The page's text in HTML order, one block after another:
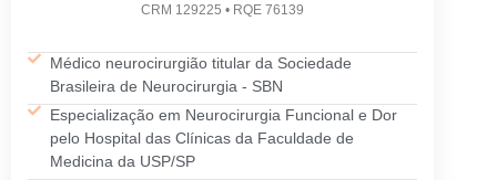
CRM 129225 • RQE 76139
Médico neurocirurgião titular da Sociedade
Brasileira de Neurocirurgia - SBN
Especialização em Neurocirurgia Funcional e Dor
pelo Hospital das Clínicas da Faculdade de
Medicina da USP/SP